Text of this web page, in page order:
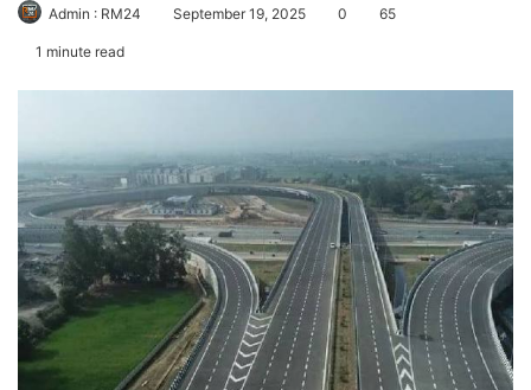
Admin : RM24 September 19, 2025 0 65
1 minute read